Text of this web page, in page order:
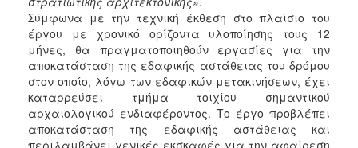
Σύμφωνα με την τεχνική έκθεση στο πλαίσιο του
έργου με χρονικό ορίζοντα υλοποίησης τους 12
μήνες, θα πραγματοποιηθούν εργασίες για την
αποκατάσταση της εδαφικής αστάθειας του δρόμου
στον οποίο, λόγω των εδαφικών μετακινήσεων, έχει
καταρρεύσει τμήμα τοιχίου σημαντικού
αρχαιολογικού ενδιαφέροντος. Το έργο προβλέπει
αποκατάσταση της εδαφικής αστάθειας και
περιλαμβάνει γενικές εκσκαφές για την αφαίρεση